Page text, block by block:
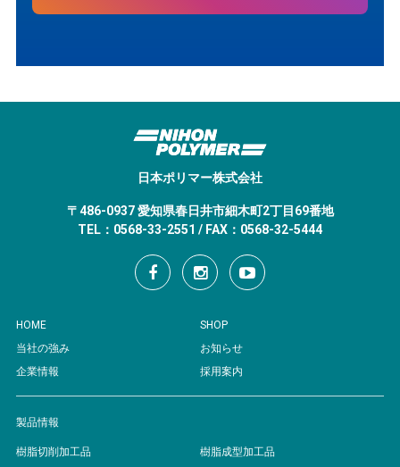
日本ポリマー株式会社
〒486-0937 愛知県春日井市細木町2丁目69番地
TEL：0568-33-2551 / FAX：0568-32-5444
HOME
SHOP
当社の強み
お知らせ
企業情報
採用案内
製品情報
樹脂切削加工品
樹脂成型加工品